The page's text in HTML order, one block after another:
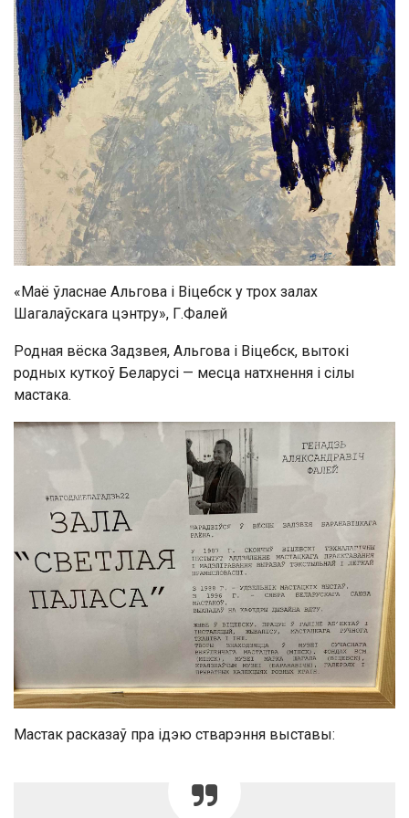
«Маё ўласнае Альгова і Віцебск у трох залах
Шагалаўскага цэнтру», Г.Фалей
Родная вёска Задзвея, Альгова і Віцебск, вытокі
родных куткоў Беларусі — месца натхнення і сілы
мастака.
Мастак расказаў пра ідэю стварэння выставы: